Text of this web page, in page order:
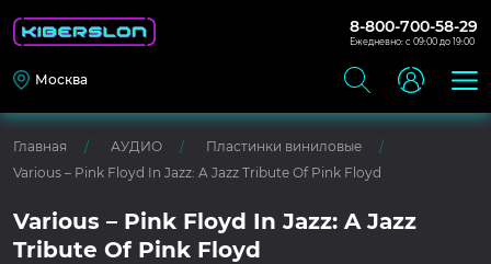
8-800-700-58-29
Ежедневно: с 09:00 до 19:00
Москва
Главная АУДИО
Пластинки виниловые
Various – Pink Floyd In Jazz: A Jazz Tribute Of Pink Floyd
Various – Pink Floyd In Jazz: A Jazz
Tribute Of Pink Floyd